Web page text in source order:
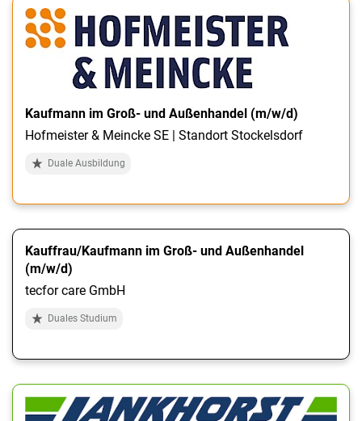
Kaufmann im Groß- und Außenhandel (m/w/d)
Hofmeister & Meincke SE | Standort Stockelsdorf
Duale Ausbildung
Kauffrau/Kaufmann im Groß- und Außenhandel
(m/w/d)
tecfor care GmbH
Duales Studium